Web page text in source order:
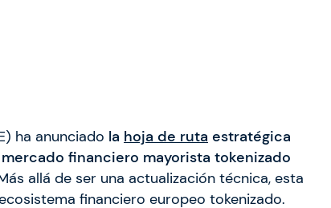
ha anunciado la hoja de ruta estratégica
financiero mayorista tokenizado
allá de ser una actualización técnica, esta
financiero europeo tokenizado.